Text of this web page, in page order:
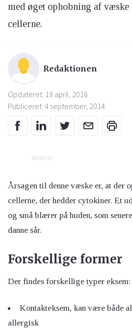
med øget ophobning af
cellerne.
Redaktionen
Opdateret: 19 april, 2016
Publiceret: 4 september, 2014
Reklame:
Årsagen til denne væske er, at der
cellerne, der hedder cytokiner. Et
og små blærer på huden, som
danne sår.
Forskellige former
Der findes forskellige typer eksem:
Kontakteksem, kan være både
allergisk